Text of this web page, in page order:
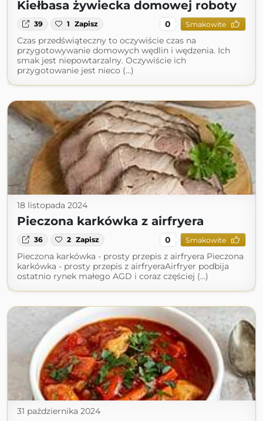
Kiełbasa żywiecka domowej roboty
39 1 Zapisz 0 Smakowite
Czas przedświąteczny to oczywiście czas na
przygotowywanie domowych wędlin i wędzenia. Ich
smak jest niepowtarzalny. Oczywiście ich
przygotowanie jest nieco (...)
18 listopada 2024
Pieczona karkówka z airfryera
36 2 Zapisz 0 Smakowite
Pieczona karkówka - prosty przepis z airfryera Pieczona
karkówka - prosty przepis z airfryeraAirfryer podbija
ostatnio rynek małego AGD i coraz częściej (...)
31 października 2024